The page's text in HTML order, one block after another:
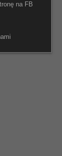
na FB